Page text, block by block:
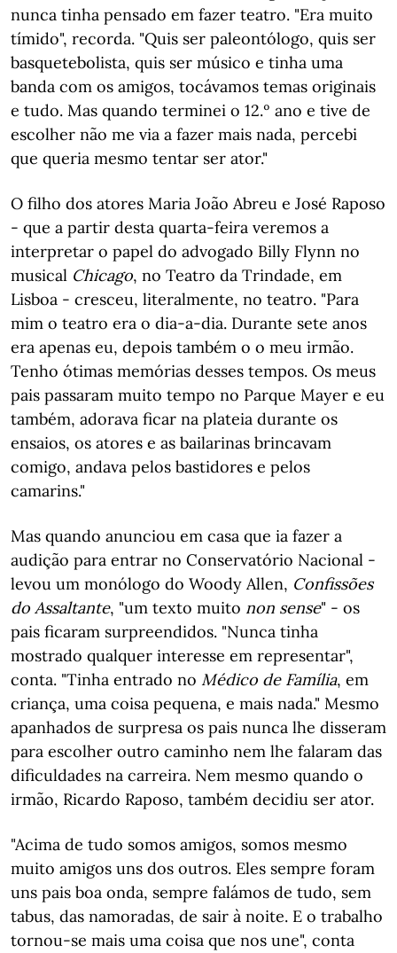
nunca tinha pensado em fazer teatro. "Era muito
tímido", recorda. "Quis ser paleontólogo, quis ser
basquetebolista, quis ser músico e tinha uma
banda com os amigos, tocávamos temas originais
e tudo. Mas quando terminei o 12.º ano e tive de
escolher não me via a fazer mais nada, percebi
que queria mesmo tentar ser ator."
O filho dos atores Maria João Abreu e José Raposo
- que a partir desta quarta-feira veremos a
interpretar o papel do advogado Billy Flynn no
musical Chicago, no Teatro da Trindade, em
Lisboa - cresceu, literalmente, no teatro. "Para
mim o teatro era o dia-a-dia. Durante sete anos
era apenas eu, depois também o o meu irmão.
Tenho ótimas memórias desses tempos. Os meus
pais passaram muito tempo no Parque Mayer e eu
também, adorava ficar na plateia durante os
ensaios, os atores e as bailarinas brincavam
comigo, andava pelos bastidores e pelos
camarins."
Mas quando anunciou em casa que ia fazer a
audição para entrar no Conservatório Nacional -
levou um monólogo do Woody Allen, Confissões
do Assaltante, "um texto muito non sense" - os
pais ficaram surpreendidos. "Nunca tinha
mostrado qualquer interesse em representar",
conta. "Tinha entrado no Médico de Família, em
criança, uma coisa pequena, e mais nada." Mesmo
apanhados de surpresa os pais nunca lhe disseram
para escolher outro caminho nem lhe falaram das
dificuldades na carreira. Nem mesmo quando o
irmão, Ricardo Raposo, também decidiu ser ator.
"Acima de tudo somos amigos, somos mesmo
muito amigos uns dos outros. Eles sempre foram
uns pais boa onda, sempre falámos de tudo, sem
tabus, das namoradas, de sair à noite. E o trabalho
tornou-se mais uma coisa que nos une", conta